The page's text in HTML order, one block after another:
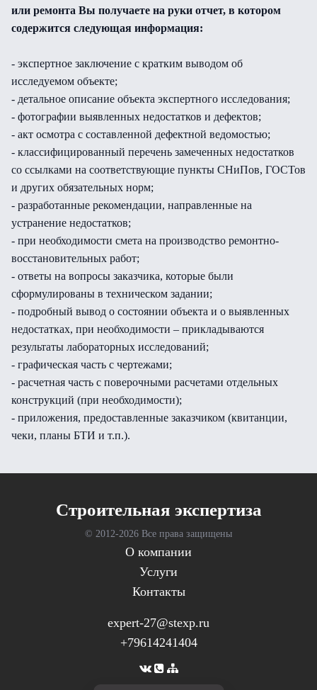
или ремонта Вы получаете на руки отчет, в котором
содержится следующая информация:
- экспертное заключение с кратким выводом об
исследуемом объекте;
- детальное описание объекта экспертного исследования;
- фотографии выявленных недостатков и дефектов;
- акт осмотра с составленной дефектной ведомостью;
- классифицированный перечень замеченных недостатков
со ссылками на соответствующие пункты СНиПов, ГОСТов
и других обязательных норм;
- разработанные рекомендации, направленные на
устранение недостатков;
- при необходимости смета на производство ремонтно-
восстановительных работ;
- ответы на вопросы заказчика, которые были
сформулированы в техническом задании;
- подробный вывод о состоянии объекта и о выявленных
недостатках, при необходимости – прикладываются
результаты лабораторных исследований;
- графическая часть с чертежами;
- расчетная часть с поверочными расчетами отдельных
конструкций (при необходимости);
- приложения, предоставленные заказчиком (квитанции,
чеки, планы БТИ и т.п.).
Cтроительная экспертиза
© 2012-2026 Все права защищены
О компании
Услуги
Контакты
expert-27@stexp.ru
+79614241404